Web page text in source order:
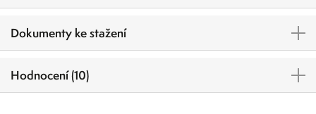
Dokumenty ke stažení
Hodnocení (10)